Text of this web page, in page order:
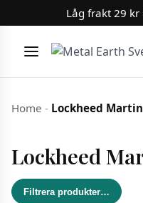
Hoppa till innehåll
Låg frakt 29
Meny
Home - Lockheed Martin
Lockheed
Filtrera produkter…